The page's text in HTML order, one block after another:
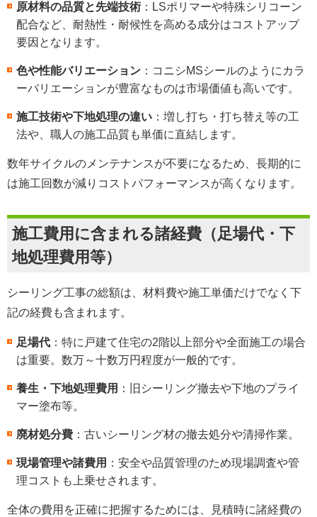
原材料の品質と先端技術 ：LSポリマーや特殊シリコーン
配合など、耐熱性・耐候性を高める成分はコストアップ
要因となります。
色や性能バリエーション ：コニシMSシールのようにカラ
ーバリエーションが豊富なものは市場価値も高いです。
施工技術や下地処理の違い ：増し打ち・打ち替え等の工
法や、職人の施工品質も単価に直結します。
数年サイクルのメンテナンスが不要になるため、長期的に
は施工回数が減りコストパフォーマンスが高くなります。
施工費用に含まれる諸経費（足場代・下
地処理費用等）
シーリング工事の総額は、材料費や施工単価だけでなく下
記の経費も含まれます。
足場代 ：特に戸建て住宅の2階以上部分や全面施工の場合
は重要。数万～十数万円程度が一般的です。
養生・下地処理費用 ：旧シーリング撤去や下地のプライ
マー塗布等。
廃材処分費 ：古いシーリング材の撤去処分や清掃作業。
現場管理や諸費用 ：安全や品質管理のため現場調査や管
理コストも上乗せされます。
全体の費用を正確に把握するためには、見積時に諸経費の